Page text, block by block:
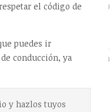
el código de
puedes ir
conducción, ya
y hazlos tuyos